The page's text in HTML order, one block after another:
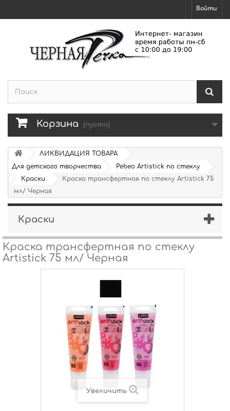
Войти
Корзина (пусто)
ЛИКВИДАЦИЯ ТОВАРА
Для детского творчества
Pebeo Artistick по стеклу
Краски
Краска трансфертная по стеклу Artistick 75
мл/ Черная
Краски
Краска трансфертная по стеклу
Artistick 75 мл/ Черная
Увеличить